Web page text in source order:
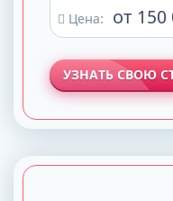
Цена: от 150
УЗНАТЬ СВОЮ